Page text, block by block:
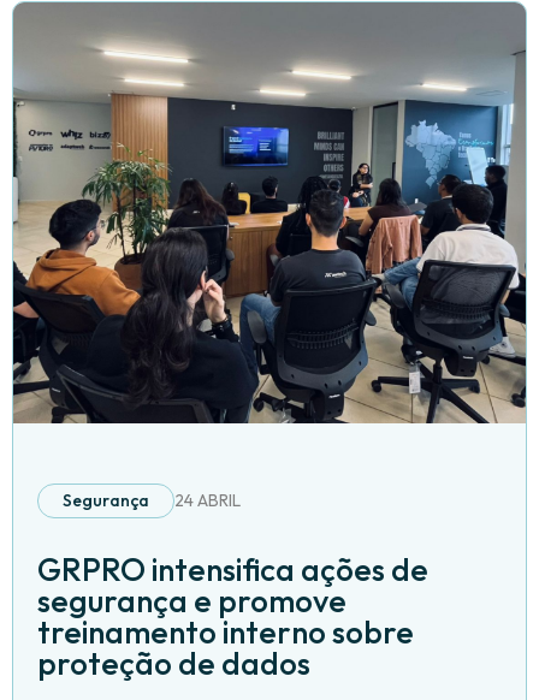
Segurança 24 ABRIL
GRPRO intensifica ações de
segurança e promove
treinamento interno sobre
proteção de dados